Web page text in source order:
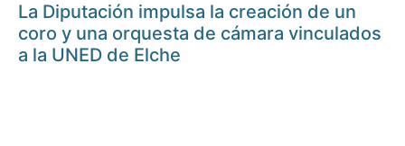
La Diputación impulsa la creación de un
coro y una orquesta de cámara vinculados
a la UNED de Elche